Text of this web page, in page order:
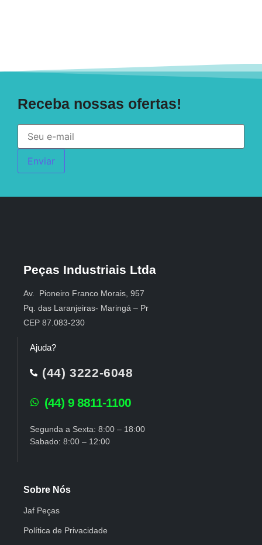
Receba nossas ofertas!
Enviar
Peças Industriais Ltda
Av. Pioneiro Franco Morais, 957
Pq. das Laranjeiras- Maringá – Pr
CEP 87.083-230
Ajuda?
(44) 3222-6048
(44) 9 8811-1100
Segunda a Sexta: 8:00 – 18:00
Sabado: 8:00 – 12:00
Sobre Nós
Jaf Peças
Política de Privacidade